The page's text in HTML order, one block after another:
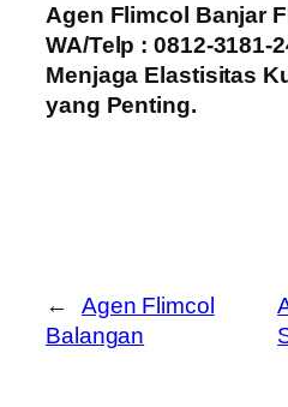
Agen Flimcol Banjar
WA/Telp : 0812-3181-
Menjaga Elastisitas
yang Penting.
←
Agen Flimcol
Balangan